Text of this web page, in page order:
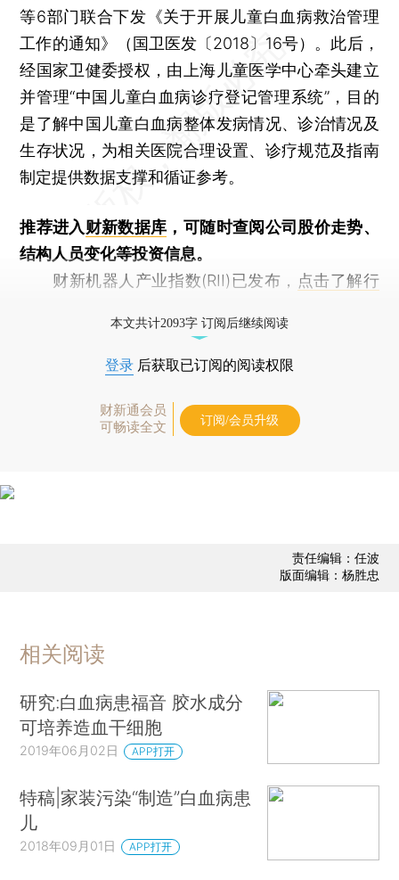
等6部门联合下发《关于开展儿童白血病救治管理
工作的通知》（国卫医发〔2018〕16号）。此后，
经国家卫健委授权，由上海儿童医学中心牵头建立
并管理“中国儿童白血病诊疗登记管理系统”，目的
是了解中国儿童白血病整体发病情况、诊治情况及
生存状况，为相关医院合理设置、诊疗规范及指南
制定提供数据支撑和循证参考。
推荐进入财新数据库 ，可随时查阅公司股价走势、
结构人员变化等投资信息。
财新机器人产业指数(RII)已发布， 点击了解行
本文共计2093字 订阅后继续阅读
登录 后获取已订阅的阅读权限
财新通会员
可畅读全文
订阅/会员升级
责任编辑：任波
版面编辑：杨胜忠
相关阅读
研究:白血病患福音 胶水成分
可培养造血干细胞
2019年06月02日 APP打开
特稿|家装污染“制造”白血病患
儿
2018年09月01日 APP打开